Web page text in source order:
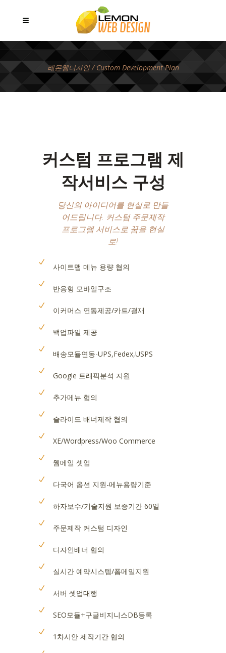
레몬웹디자인/ Custom Development Plan
커스텀 프로그램 제
작서비스 구성
당신의 아이디어를 현실로 만들
어드립니다. 커스텀 주문제작
프로그램 서비스로 꿈을 현실
로!
사이트맵 메뉴 용량 협의
반응형 모바일구조
이커머스 연동제공/카트/결재
백업파일 제공
배송모듈연동-UPS,Fedex,USPS
Google 트래픽분석 지원
추가메뉴 협의
슬라이드 배너제작 협의
XE/Wordpress/Woo Commerce
웹메일 셋업
다국어 옵션 지원-메뉴용량기준
하자보수/기술지원 보증기간 60일
주문제작 커스텀 디자인
디자인배너 협의
실시간 예약시스템/폼메일지원
서버 셋업대행
SEO모듈+구글비지니스DB등록
1차시안 제작기간 협의